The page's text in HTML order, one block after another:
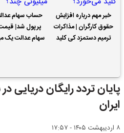
خبر مهم درباره افزایش
حقوق کارگران | مذاکرات
ترمیم دستمزد کی کلید
حساب سهام
پرپول شد|
سهام عدالت یک
پایان تردد رایگان دریایی
ایران
۸ اردیبهشت ۱۴۰۵ - ۱۷:۵۷